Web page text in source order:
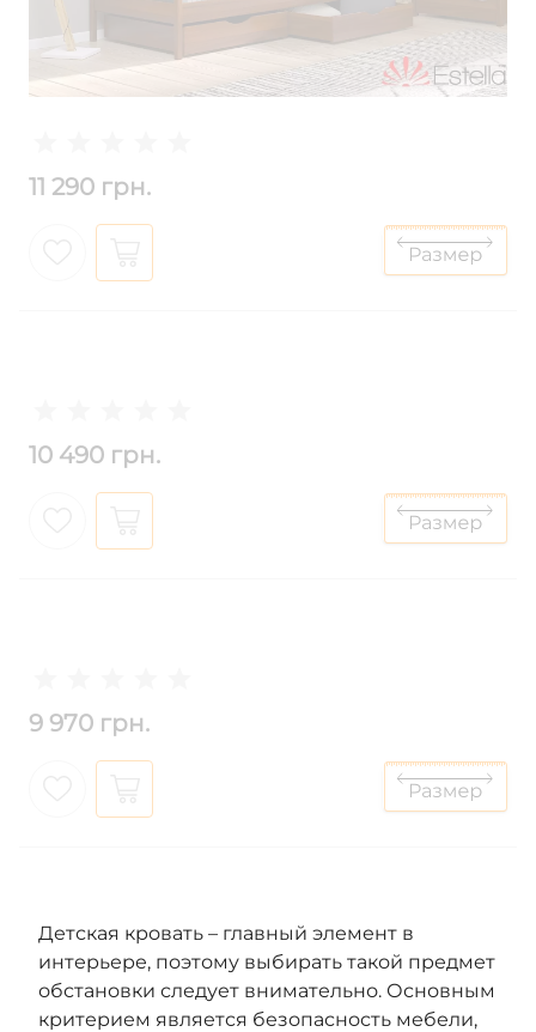
11 290 грн.
10 490 грн.
9 970 грн.
Детская кровать – главный элемент в
интерьере, поэтому выбирать такой предмет
обстановки следует внимательно. Основным
критерием является безопасность мебели,